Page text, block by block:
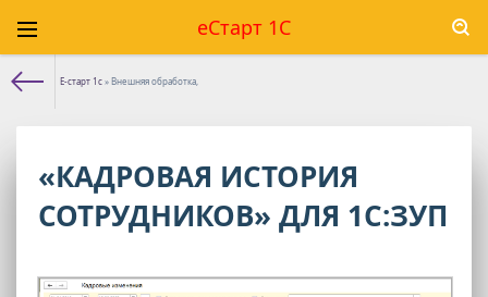
еСтарт 1С
Е-старт 1с» Внешняя обработка,
«КАДРОВАЯ ИСТОРИЯ
СОТРУДНИКОВ» ДЛЯ 1С:ЗУП